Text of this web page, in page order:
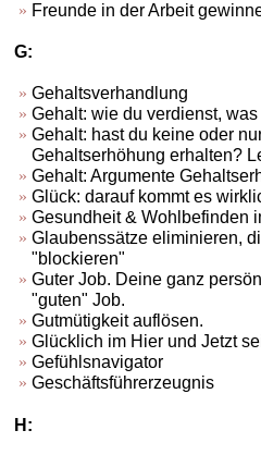
Freunde in der Arbeit
G:
Gehaltsverhandlung
Gehalt: wie du verdienst,
Gehalt: hast du keine oder
Gehaltserhöhung erhalten?
Gehalt: Argumente
Glück: darauf kommt es
Gesundheit & Wohlbefinden
Glaubenssätze eliminieren,
"blockieren"
Guter Job. Deine ganz
"guten" Job.
Gutmütigkeit auflösen.
Glücklich im Hier und Jetzt
Gefühlsnavigator
Geschäftsführerzeugnis
H: